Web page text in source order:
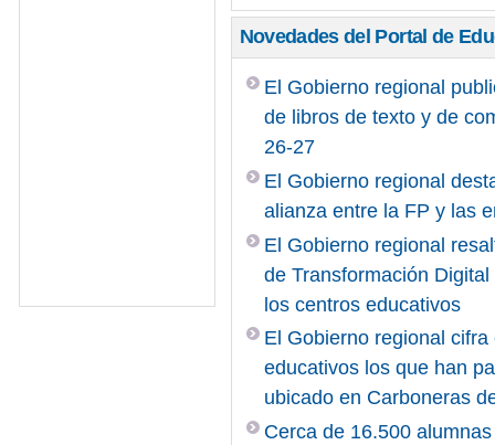
Novedades del Portal de
El Gobierno regional
de libros de texto y de
26-27
El Gobierno regional
alianza entre la FP y las
El Gobierno regional
de Transformación
los centros educativos
El Gobierno regional
educativos los que han
ubicado en Carboneras
Cerca de 16.500